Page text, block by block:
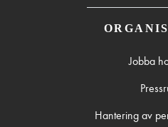
Jobba
Hantering av